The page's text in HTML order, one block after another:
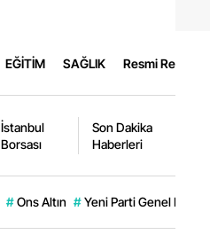
EĞİTİM SAĞLIK Resmi Reklamlar
İstanbul
Borsası
Son Dakika
Haberleri
# Ons Altın # Yeni Parti Genel Başkanı